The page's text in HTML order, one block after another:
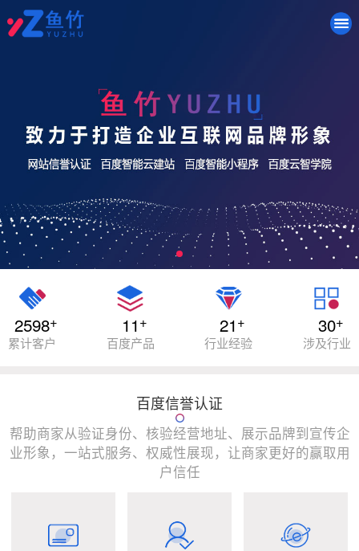
2598+
累计客户
11+
百度产品
21+
行业经验
30+
涉及行业
百度信誉认证
帮助商家从验证身份、核验经营地址、展示品牌到宣传企
业形象，一站式服务、权威性展现，让商家更好的赢取用
户信任